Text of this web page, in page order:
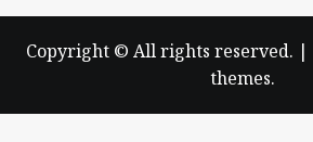
Copyright © All rights reserved. |
themes.